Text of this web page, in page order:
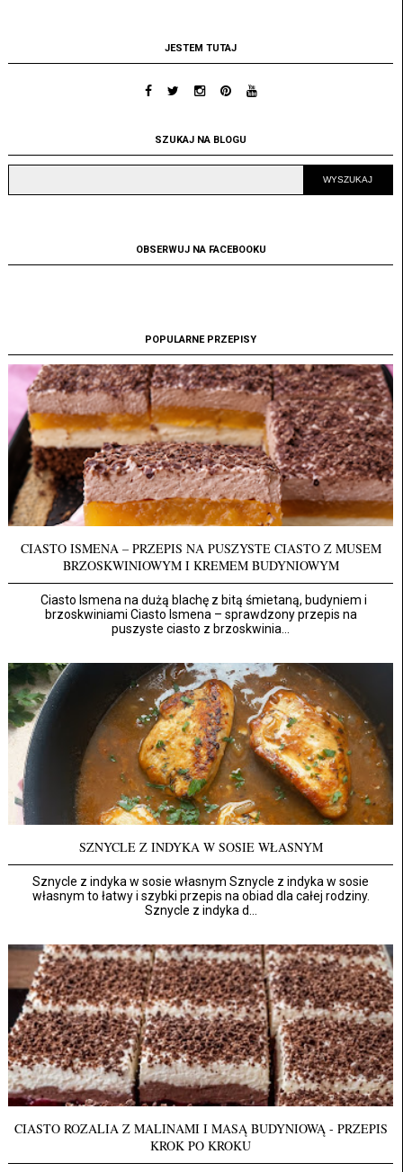
JESTEM TUTAJ
SZUKAJ NA BLOGU
OBSERWUJ NA FACEBOOKU
POPULARNE PRZEPISY
CIASTO ISMENA – PRZEPIS NA PUSZYSTE CIASTO Z MUSEM
BRZOSKWINIOWYM I KREMEM BUDYNIOWYM
Ciasto Ismena na dużą blachę z bitą śmietaną, budyniem i
brzoskwiniami Ciasto Ismena – sprawdzony przepis na
puszyste ciasto z brzoskwinia...
SZNYCLE Z INDYKA W SOSIE WŁASNYM
Sznycle z indyka w sosie własnym Sznycle z indyka w sosie
własnym to łatwy i szybki przepis na obiad dla całej rodziny.
Sznycle z indyka d...
CIASTO ROZALIA Z MALINAMI I MASĄ BUDYNIOWĄ - PRZEPIS
KROK PO KROKU